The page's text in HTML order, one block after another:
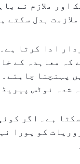
ملازم نے
بدل سکتے
ادا کرتا
کہ معاہدہ کے
پہنچنا چاہئے۔
شدہ نوٹس
ہے۔ اگر
کو پورا